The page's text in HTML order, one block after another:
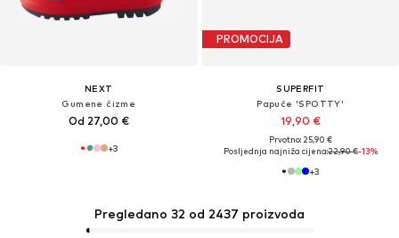
NEXT
Gumene čizme
Od 27,00 €
+3
PROMOCIJA
SUPERFIT
Papuče 'SPOTTY'
19,90 €
Prvotno: 25,90 €
Posljednja najniža cijena:22,90 €-13%
+3
Pregledano 32 od 2437 proizvoda